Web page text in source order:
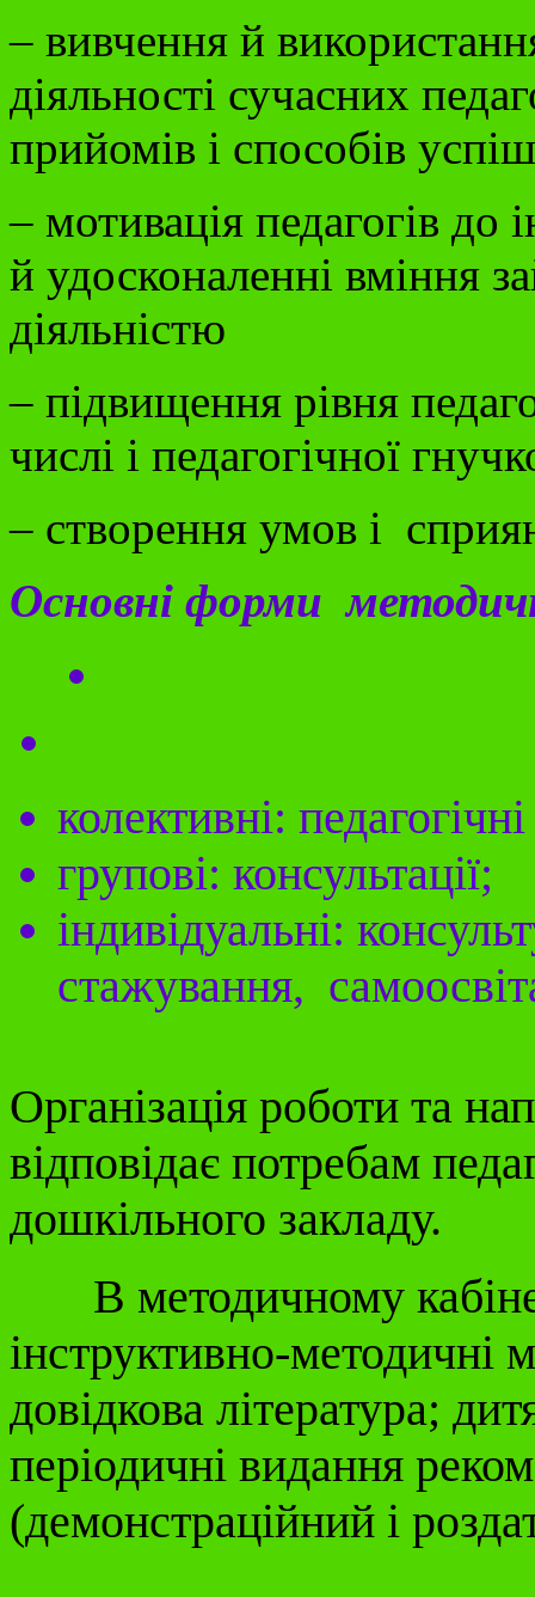
– вивчення й
діяльності сучасних
прийомів і способів
– мотивація педагогів до
й удосконаленні вміння
діяльністю
– підвищення рівня
числі і педагогічної
– створення умов і
Основні форми
колективні:
групові: консультації;
індивідуальні:
стажування,
Організація роботи та
відповідає потребам
дошкільного закладу.
В методичному
інструктивно-методичні
довідкова література;
періодичні видання
(демонстраційний і